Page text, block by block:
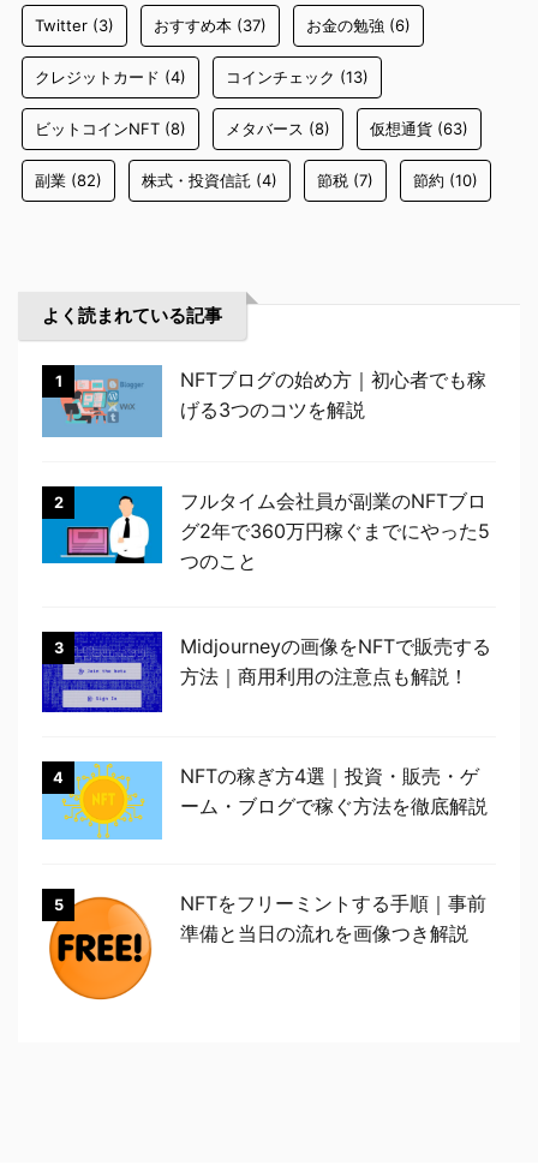
Twitter (3) おすすめ本 (37) お金の勉強 (6)
クレジットカード (4) コインチェック (13)
ビットコインNFT (8) メタバース (8) 仮想通貨 (63)
副業 (82) 株式・投資信託 (4) 節税 (7) 節約 (10)
よく読まれている記事
1
NFTブログの始め方｜初心者でも稼
げる3つのコツを解説
2
フルタイム会社員が副業のNFTブロ
グ2年で360万円稼ぐまでにやった5
つのこと
3
Midjourneyの画像をNFTで販売する
方法｜商用利用の注意点も解説！
4
NFTの稼ぎ方4選｜投資・販売・ゲ
ーム・ブログで稼ぐ方法を徹底解説
5
NFTをフリーミントする手順｜事前
準備と当日の流れを画像つき解説